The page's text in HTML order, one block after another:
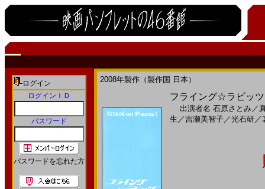
ログイン
ログインＩＤ
パスワード
パスワードを忘れた方
2008年製作（製作国 日本）
フライング☆ラビッ
出演者名 石原さとみ／
生 ／吉瀬美智子／光石研／